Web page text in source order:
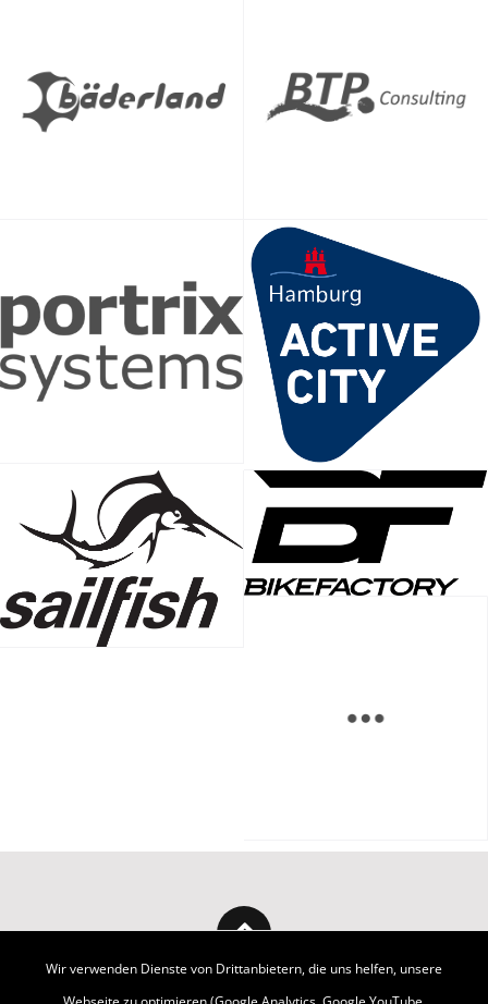
Wir verwenden Dienste von Drittanbietern, die uns helfen, unsere